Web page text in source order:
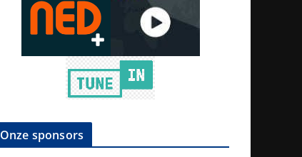
Onze sponsors